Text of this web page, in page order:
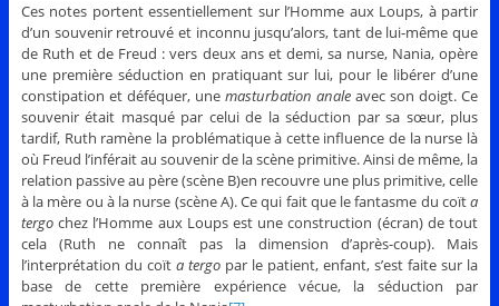
Ces notes portent essentiellement sur l’Homme aux Loups, à partir
d’un souvenir retrouvé et inconnu jusqu’alors, tant de lui-même que
de Ruth et de Freud : vers deux ans et demi, sa nurse, Nania, opère
une première séduction en pratiquant sur lui, pour le libérer d’une
constipation et déféquer, une masturbation anale avec son doigt. Ce
souvenir était masqué par celui de la séduction par sa sœur, plus
tardif, Ruth ramène la problématique à cette influence de la nurse là
où Freud l’inférait au souvenir de la scène primitive. Ainsi de même, la
relation passive au père (scène B)en recouvre une plus primitive, celle
à la mère ou à la nurse (scène A). Ce qui fait que le fantasme du coïta
tergochez l’Homme aux Loups est une construction (écran) de tout
cela (Ruth ne connaît pas la dimension d’après-coup). Mais
l’interprétation du coït a tergo par le patient, enfant, s’est faite sur la
base de cette première expérience vécue, la séduction par